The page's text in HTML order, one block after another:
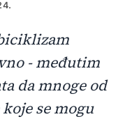
- međutim
da mnoge od
se mogu